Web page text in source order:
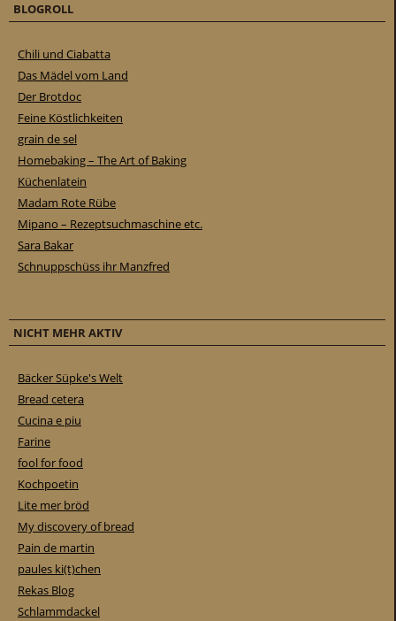
BLOGROLL
Chili und Ciabatta
Das Mädel vom Land
Der Brotdoc
Feine Köstlichkeiten
grain de sel
Homebaking – The Art of Baking
Küchenlatein
Madam Rote Rübe
Mipano – Rezeptsuchmaschine etc.
Sara Bakar
Schnuppschüss ihr Manzfred
NICHT MEHR AKTIV
Bäcker Süpke's Welt
Bread cetera
Cucina e piu
Farine
fool for food
Kochpoetin
Lite mer bröd
My discovery of bread
Pain de martin
paules ki(t)chen
Rekas Blog
Schlammdackel